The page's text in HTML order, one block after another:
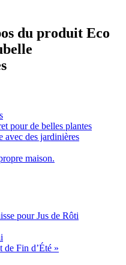
du produit Eco
pour de belles plantes
avec des jardinières
maison.
pour Jus de Rôti
de Fin d’Été »